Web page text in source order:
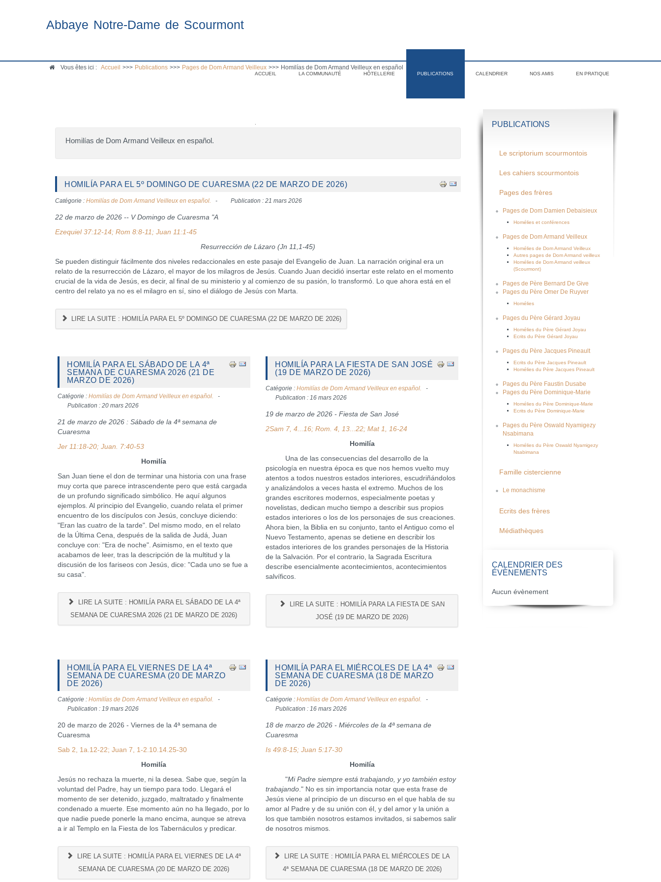
Abbaye Notre-Dame de Scourmont
ACCUEIL LA COMMUNAUTÉ HÔTELLERIE PUBLICATIONS CALENDRIER NOS AMIS EN PRATIQUE
Vous êtes ici : Accueil >>> Publications >>> Pages de Dom Armand Veilleux >>> Homilías de Dom Armand Veilleux en español
Homilías de Dom Armand Veilleux en español.
HOMILÍA PARA EL 5º DOMINGO DE CUARESMA (22 DE MARZO DE 2026)
Catégorie : Homilías de Dom Armand Veilleux en español. Publication : 21 mars 2026
22 de marzo de 2026 -- V Domingo de Cuaresma "A
Ezequiel 37:12-14; Rom 8:8-11; Juan 11:1-45
Resurrección de Lázaro (Jn 11,1-45)
Se pueden distinguir fácilmente dos niveles redaccionales en este pasaje del Evangelio de Juan. La narración original era un
relato de la resurrección de Lázaro, el mayor de los milagros de Jesús. Cuando Juan decidió insertar este relato en el momento
crucial de la vida de Jesús, es decir, al final de su ministerio y al comienzo de su pasión, lo transformó. Lo que ahora está en el
centro del relato ya no es el milagro en sí, sino el diálogo de Jesús con Marta.
LIRE LA SUITE : HOMILÍA PARA EL 5º DOMINGO DE CUARESMA (22 DE MARZO DE 2026)
HOMILÍA PARA EL SÁBADO DE LA 4ª
SEMANA DE CUARESMA 2026 (21 DE
MARZO DE 2026)
Catégorie : Homilías de Dom Armand Veilleux en español.
Publication : 20 mars 2026
21 de marzo de 2026 : Sábado de la 4ª semana de
Cuaresma
Jer 11:18-20; Juan. 7:40-53
Homilía
San Juan tiene el don de terminar una historia con una frase
muy corta que parece intrascendente pero que está cargada
de un profundo significado simbólico. He aquí algunos
ejemplos. Al principio del Evangelio, cuando relata el primer
encuentro de los discípulos con Jesús, concluye diciendo:
"Eran las cuatro de la tarde". Del mismo modo, en el relato
de la Última Cena, después de la salida de Judá, Juan
concluye con: "Era de noche". Asimismo, en el texto que
acabamos de leer, tras la descripción de la multitud y la
discusión de los fariseos con Jesús, dice: "Cada uno se fue a
su casa".
LIRE LA SUITE : HOMILÍA PARA EL SÁBADO DE LA 4ª
SEMANA DE CUARESMA 2026 (21 DE MARZO DE 2026)
HOMILÍA PARA LA FIESTA DE SAN JOSÉ
(19 DE MARZO DE 2026)
Catégorie :Homilías de Dom Armand Veilleux en español.
Publication : 16 mars 2026
19 de marzo de 2026 - Fiesta de San José
2Sam 7, 4...16; Rom. 4, 13...22; Mat 1, 16-24
Homilía
Una de las consecuencias del desarrollo de la
psicología en nuestra época es que nos hemos vuelto muy
atentos a todos nuestros estados interiores, escudriñándolos
y analizándolos a veces hasta el extremo. Muchos de los
grandes escritores modernos, especialmente poetas y
novelistas, dedican mucho tiempo a describir sus propios
estados interiores o los de los personajes de sus creaciones.
Ahora bien, la Biblia en su conjunto, tanto el Antiguo como el
Nuevo Testamento, apenas se detiene en describir los
estados interiores de los grandes personajes de la Historia
de la Salvación. Por el contrario, la Sagrada Escritura
describe esencialmente acontecimientos, acontecimientos
salvíficos.
LIRE LA SUITE : HOMILÍA PARA LA FIESTA DE SAN
JOSÉ (19 DE MARZO DE 2026)
HOMILÍA PARA EL VIERNES DE LA 4ª
SEMANA DE CUARESMA (20 DE MARZO
DE 2026)
Catégorie : Homilías de Dom Armand Veilleux en español.
Publication : 19 mars 2026
20 de marzo de 2026 - Viernes de la 4ª semana de
Cuaresma
Sab 2, 1a.12-22; Juan 7, 1-2.10.14.25-30
Homilía
Jesús no rechaza la muerte, ni la desea. Sabe que, según la
voluntad del Padre, hay un tiempo para todo. Llegará el
momento de ser detenido, juzgado, maltratado y finalmente
condenado a muerte. Ese momento aún no ha llegado, por lo
que nadie puede ponerle la mano encima, aunque se atreva
a ir al Templo en la Fiesta de los Tabernáculos y predicar.
LIRE LA SUITE : HOMILÍA PARA EL VIERNES DE LA 4ª
SEMANA DE CUARESMA (20 DE MARZO DE 2026)
HOMILÍA PARA EL MIÉRCOLES DE LA 4ª
SEMANA DE CUARESMA (18 DE MARZO
DE 2026)
Catégorie :Homilías de Dom Armand Veilleux en español.
Publication : 16 mars 2026
18 de marzo de 2026 - Miércoles de la 4ª semana de
Cuaresma
Is 49:8-15; Juan 5:17-30
Homilía
"Mi Padre siempre está trabajando, y yo también estoy
trabajando." No es sin importancia notar que esta frase de
Jesús viene al principio de un discurso en el que habla de su
amor al Padre y de su unión con él, y del amor y la unión a
los que también nosotros estamos invitados, si sabemos salir
de nosotros mismos.
LIRE LA SUITE : HOMILÍA PARA EL MIÉRCOLES DE LA
4ª SEMANA DE CUARESMA (18 DE MARZO DE 2026)
PUBLICATIONS
Le scriptorium scourmontois
Les cahiers scourmontois
Pages des frères
Pages de Dom Damien Debaisieux
Homélies et conférences
Pages de Dom Armand Veilleux
Homélies de Dom Armand Veilleux
Autres pages de Dom Armand veilleux
Homélies de Dom Armand veilleux
(Scourmont)
Pages de Père Bernard De Give
Pages du Père Omer De Ruyver
Homélies
Pages du Père Gérard Joyau
Homélies du Père Gérard Joyau
Ecrits du Père Gérard Joyau
Pages du Père Jacques Pineault
Ecrits du Père Jacques Pineault
Homélies du Père Jacques Pineault
Pages du Père Faustin Dusabe
Pages du Père Dominique-Marie
Homélies du Père Dominique-Marie
Ecrits du Père Dominique-Marie
Pages du Père Oswald Nyamigezy
Nsabimana
Homélies du Père Oswald Nyamigezy
Nsabimana
Famille cistercienne
Le monachisme
Ecrits des frères
Médiathèques
CALENDRIER DES
ÉVÈNEMENTS
Aucun évènement